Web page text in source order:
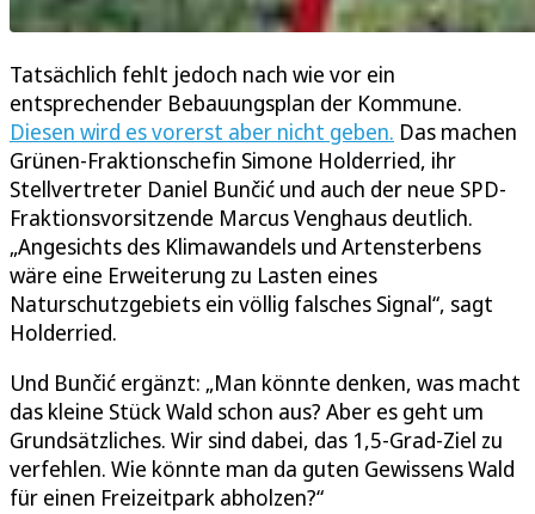
Tatsächlich fehlt jedoch nach wie vor ein
entsprechender Bebauungsplan der Kommune.
Diesen wird es vorerst aber nicht geben. Das machen
Grünen-Fraktionschefin Simone Holderried, ihr
Stellvertreter Daniel Bunčić und auch der neue SPD-
Fraktionsvorsitzende Marcus Venghaus deutlich.
„Angesichts des Klimawandels und Artensterbens
wäre eine Erweiterung zu Lasten eines
Naturschutzgebiets ein völlig falsches Signal“, sagt
Holderried.
Und Bunčić ergänzt: „Man könnte denken, was macht
das kleine Stück Wald schon aus? Aber es geht um
Grundsätzliches. Wir sind dabei, das 1,5-Grad-Ziel zu
verfehlen. Wie könnte man da guten Gewissens Wald
für einen Freizeitpark abholzen?“